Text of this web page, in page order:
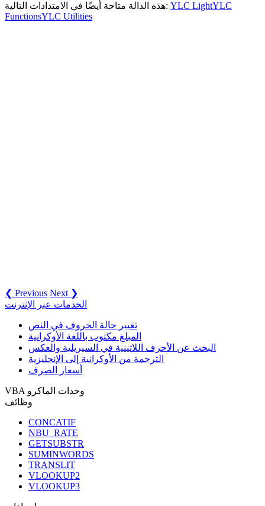
هذه الدالة متاحة أيضًا في الامتدادات التالية: YLC LightYLC
FunctionsYLC Utilities
❮ Previous Next ❯
الخدمات عبر الإنترنت
تغيير حالة الحروف في النص
المبلغ مكتوب باللغة الأوكرانية
البحث عن الأحرف اللاتينية في السيريلية والعكس
الترجمة من الأوكرانية إلى الإنجليزية
أسعار الصرف
VBA وحدات الماكرو
وظائف
CONCATIF
NBU_RATE
GETSUBSTR
SUMINWORDS
TRANSLIT
VLOOKUP2
VLOOKUP3